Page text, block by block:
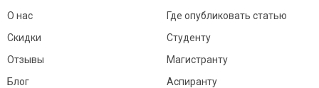
О нас
Скидки
Отзывы
Блог
Где опубликовать статью
Студенту
Магистранту
Аспиранту